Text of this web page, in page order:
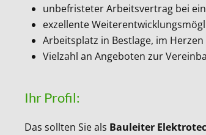
unbefristeter Arbeitsvertrag bei
exzellente
Arbeitsplatz in Bestlage, im
Vielzahl an Angeboten zur
Ihr Profil:
Das sollten Sie als Bauleiter